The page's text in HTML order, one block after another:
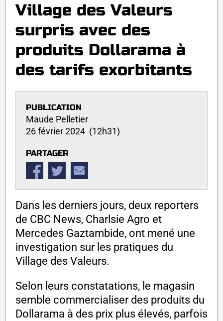
Village des Valeurs
surpris avec des
produits Dollarama à
des tarifs exorbitants
PUBLICATION
Maude Pelletier
26 février 2024 (12h31)
PARTAGER
Dans les derniers jours, deux reporters
de CBC News, Charlsie Agro et
Mercedes Gaztambide, ont mené une
investigation sur les pratiques du
Village des Valeurs.
Selon leurs constatations, le magasin
semble commercialiser des produits du
Dollarama à des prix plus élevés, parfois